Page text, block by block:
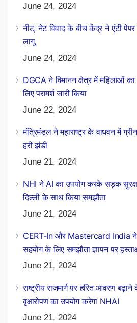
June 24, 2024
नीट, नेट विवाद के बीच केंद्र ने एंटी
लागू,
June 24, 2024
DGCA ने विमानन क्षेत्र में महिलाओं का
लिए परामर्श जारी किया
June 22, 2024
मंत्रिमंडल ने महाराष्ट्र के वाधवन में
हरी झंडी
June 21, 2024
NHI ने AI का उपयोग करके सड़क
दिल्ली के साथ किया समझौता
June 21, 2024
CERT-In और Mastercard India ने
सहयोग के लिए समझौता ज्ञापन पर
June 21, 2024
राष्ट्रीय राजमार्ग पर हरित आवरण बढ़ाने
वृक्षारोपण का उपयोग करेगा NHAI
June 21, 2024